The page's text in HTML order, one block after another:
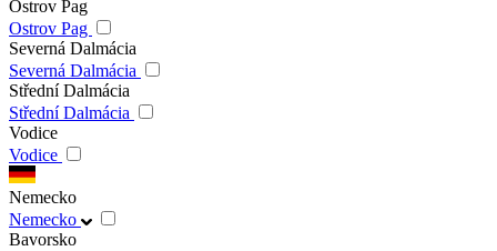
Ostrov Pag
Ostrov Pag
Severná Dalmácia
Severná Dalmácia
Střední Dalmácia
Střední Dalmácia
Vodice
Vodice
Nemecko
Nemecko
Bavorsko